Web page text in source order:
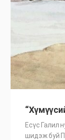
Есүс Галил
шидэж буй